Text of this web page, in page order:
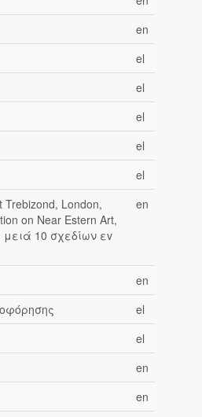
en
el
el
el
el
el
Trebizond, London,
on Near Estern Art,
μειά 10 σχεδίων εv
en
en
el
el
en
en